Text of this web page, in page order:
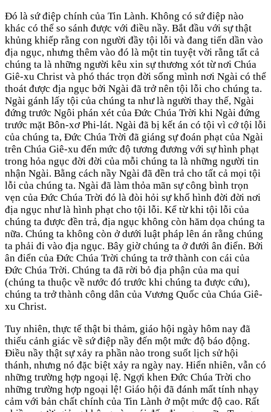
Đó là sứ điệp chính của Tin Lành. Không có sứ điệp nào
khác có thể so sánh được với điều nầy. Bắt đầu với sự thật
khủng khiếp rằng con người đầy tội lỗi và đang tiến dần vào
địa ngục, nhưng thêm vào đó là một tin tuyệt vời rằng tất cả
chúng ta là những người kêu xin sự thương xót từ nơi Chúa
Giê-xu Christ và phó thác trọn đời sống mình nơi Ngài có thể
thoát được địa ngục bởi Ngài đã trở nên tội lỗi cho chúng ta.
Ngài gánh lấy tội của chúng ta như là người thay thế, Ngài
đứng trước Ngôi phán xét của Đức Chúa Trời khi Ngài đứng
trước mặt Bôn-xơ Phi-lát. Ngài đã bị kết án có tội vì cớ tội lỗi
của chúng ta, Đức Chúa Trời đã giáng sự đoán phạt của Ngài
trên Chúa Giê-xu đến mức độ tương đương với sự hình phạt
trong hỏa ngục đời đời của mỗi chúng ta là những người tin
nhận Ngài. Bằng cách nầy Ngài đã đền trả cho tất cả mọi tội
lỗi của chúng ta. Ngài đã làm thỏa mãn sự công bình trọn
vẹn của Đức Chúa Trời đó là đòi hỏi sự khổ hình đời đời nơi
địa ngục như là hình phạt cho tội lỗi. Kể từ khi tội lỗi của
chúng ta được đền trả, địa ngục không còn hăm dọa chúng ta
nữa. Chúng ta không còn ở dưới luật pháp lên án rằng chúng
ta phải đi vào địa ngục. Bây giờ chúng ta ở đưới ân điển. Bởi
ân điển của Đức Chúa Trời chúng ta trở thành con cái của
Đức Chúa Trời. Chúng ta đã rời bỏ địa phận của ma quỉ
(chúng ta thuộc về nước đó trước khi chúng ta được cứu),
chúng ta trở thành công dân của Vương Quốc của Chúa Giê-
xu Christ.
Tuy nhiên, thực tế thật bi thảm, giáo hội ngày hôm nay đã
thiếu cảnh giác về sứ điệp nầy đến một mức độ báo động.
Điều nầy thật sự xảy ra phần nào trong suốt lịch sử hội
thánh, nhưng nó đặc biệt xảy ra ngày nay. Hiển nhiên, vẫn có
những trường hợp ngoại lệ. Ngợi khen Đức Chúa Trời cho
những trường hợp ngoại lệ! Giáo hội đã đánh mất tính nhạy
cảm với bản chất chính của Tin Lành ở một mức độ cao. Rất